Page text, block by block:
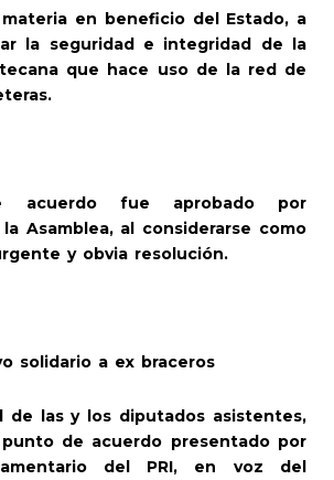
en beneficio del Estado, a
la seguridad e integridad de la
que hace uso de la red de
acuerdo fue aprobado por
Asamblea, al considerarse como
y obvia resolución.
solidario a ex braceros
de las y los diputados asistentes,
de acuerdo presentado por
del PRI, en voz del